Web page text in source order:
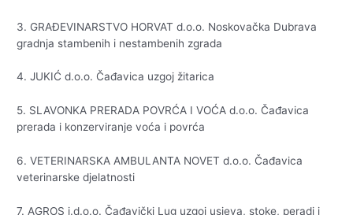
3. GRAĐEVINARSTVO HORVAT d.o.o. Noskovačka Dubrava
gradnja stambenih i nestambenih zgrada
4. JUKIĆ d.o.o. Čađavica uzgoj žitarica
5. SLAVONKA PRERADA POVRĆA I VOĆA d.o.o. Čađavica
prerada i konzerviranje voća i povrća
6. VETERINARSKA AMBULANTA NOVET d.o.o. Čađavica
veterinarske djelatnosti
7. AGROS j.d.o.o. Čađavički Lug uzgoj usjeva, stoke, peradi i